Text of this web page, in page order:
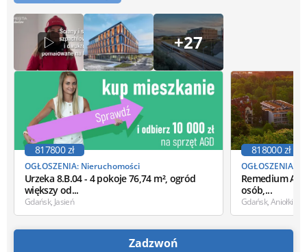
+27
OGŁOSZENIA: Nieruchomości
Urzeka 8.B.04 - 4 pokoje 76,74 m², ogród
większy od...
817800 zł
Gdańsk, Jasień
OGŁOSZENIA:
Remedium
osób,...
818000 zł
Gdańsk, Aniołki
Zadzwoń